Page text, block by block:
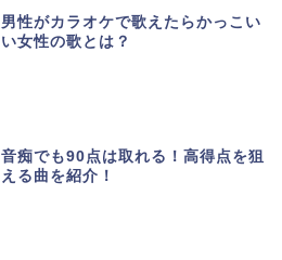
男性がカラオケで歌えたらかっこい
い女性の歌とは？
音痴でも90点は取れる！高得点を狙
える曲を紹介！